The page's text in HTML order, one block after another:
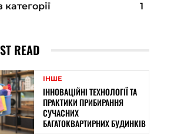
категорії
1
READ
ІНШЕ
ІННОВАЦІЙНІ ТЕХНОЛОГІЇ ТА
ПРАКТИКИ ПРИБИРАННЯ
СУЧАСНИХ
БАГАТОКВАРТИРНИХ БУДИНКІВ